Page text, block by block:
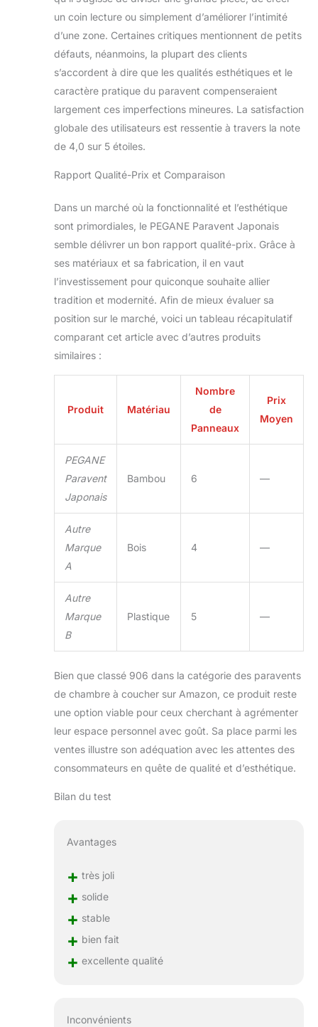
un coin lecture ou simplement d’améliorer l’intimité
d’une zone. Certaines critiques mentionnent de petits
défauts, néanmoins, la plupart des clients
s’accordent à dire que les qualités esthétiques et le
caractère pratique du paravent compenseraient
largement ces imperfections mineures. La satisfaction
globale des utilisateurs est ressentie à travers la note
de 4,0 sur 5 étoiles.
Rapport Qualité-Prix et Comparaison
Dans un marché où la fonctionnalité et l’esthétique
sont primordiales, le PEGANE Paravent Japonais
semble délivrer un bon rapport qualité-prix. Grâce à
ses matériaux et sa fabrication, il en vaut
l’investissement pour quiconque souhaite allier
tradition et modernité. Afin de mieux évaluer sa
position sur le marché, voici un tableau récapitulatif
comparant cet article avec d’autres produits
similaires :
Produit Matériau
Nombre
de
Panneaux
Prix
Moyen
PEGANE
Paravent
Japonais
Bambou 6 —
Autre
Marque
A
Bois 4 —
Autre
Marque
B
Plastique 5 —
Bien que classé 906 dans la catégorie des paravents
de chambre à coucher sur Amazon, ce produit reste
une option viable pour ceux cherchant à agrémenter
leur espace personnel avec goût. Sa place parmi les
ventes illustre son adéquation avec les attentes des
consommateurs en quête de qualité et d’esthétique.
Bilan du test
Avantages
+ très joli
+ solide
+ stable
+ bien fait
+ excellente qualité
Inconvénients